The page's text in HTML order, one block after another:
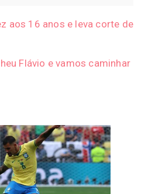
aos 16 anos e leva corte de
Flávio e vamos caminhar